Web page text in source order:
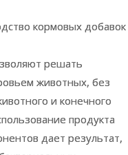
кормовых добавок
решать
животных, без
и конечного
продукта
дает результат,
кормовых добавок
решать
животных, без
и конечного
продукта
дает результат,